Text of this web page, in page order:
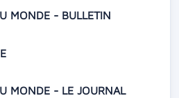
MONDE - BULLETIN
MONDE - LE JOURNAL